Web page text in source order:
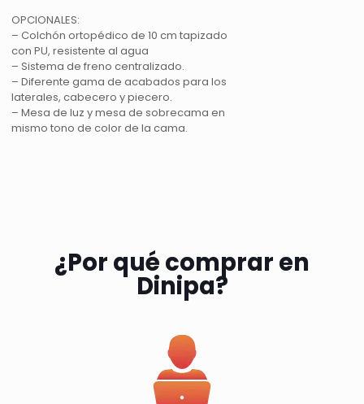
OPCIONALES:
– Colchón ortopédico de 10 cm tapizado
con PU, resistente al agua
– Sistema de freno centralizado.
– Diferente gama de acabados para los
laterales, cabecero y piecero.
– Mesa de luz y mesa de sobrecama en
mismo tono de color de la cama.
¿Por qué comprar en
Dinipa?